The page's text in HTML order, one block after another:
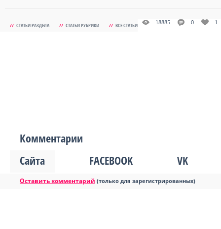
// СТАТЬИ РАЗДЕЛА // СТАТЬИ РУБРИКИ // ВСЕ СТАТЬИ - 18885 - 0 - 1
Комментарии
Сайта
FACEBOOK VK
Оставить комментарий (только для зарегистрированных)